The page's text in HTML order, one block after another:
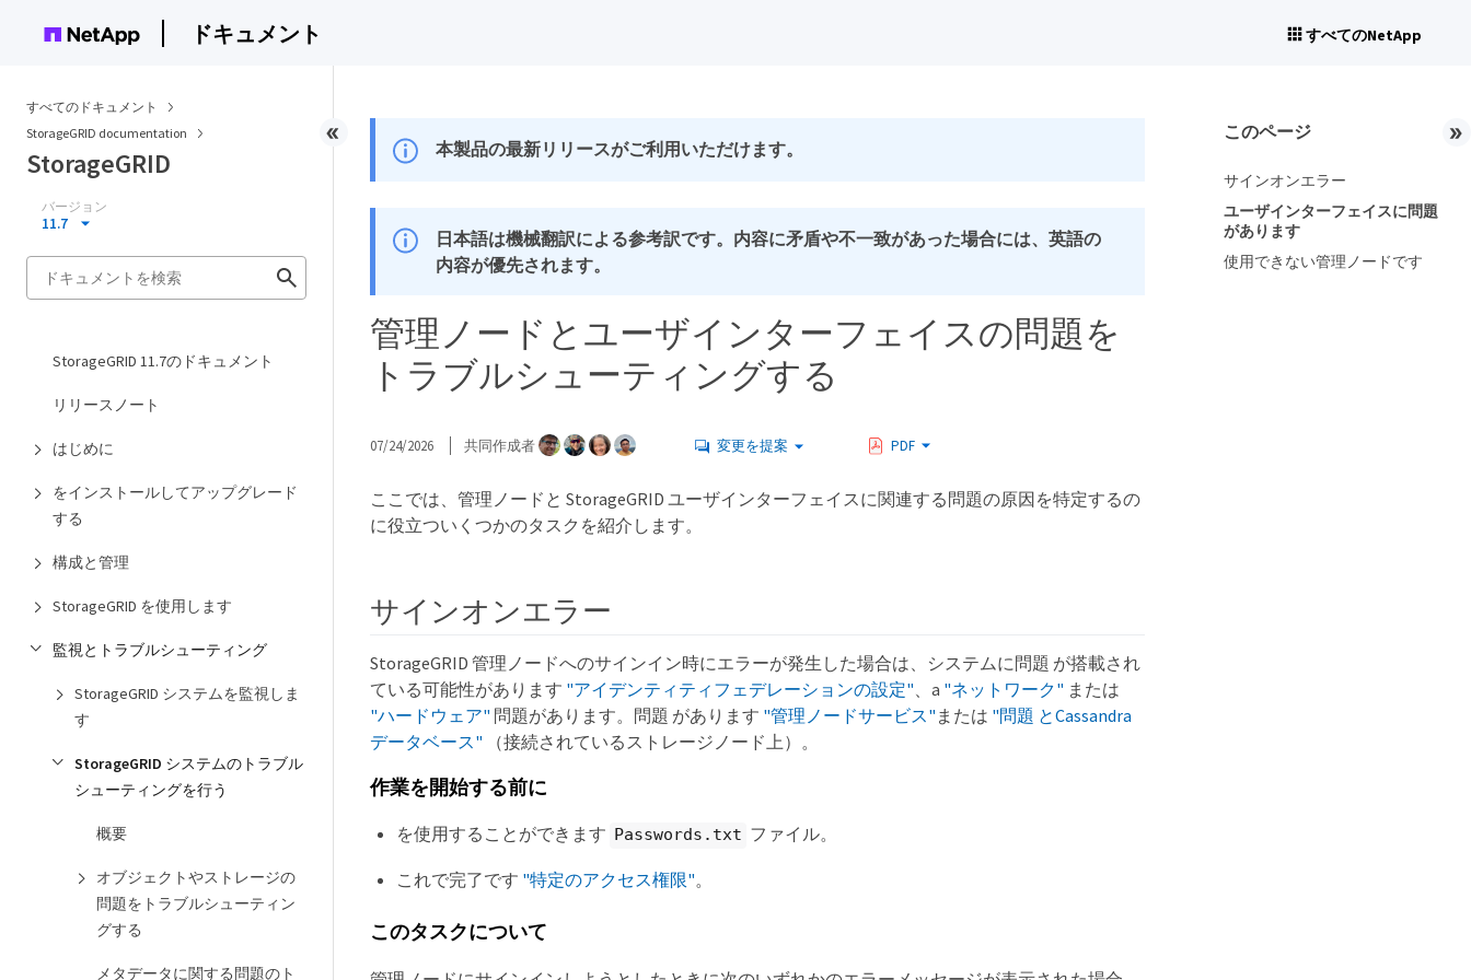
ドキュメント すべてのNetApp
すべてのドキュメント
StorageGRID documentation
StorageGRID
バージョン
11.7
StorageGRID 11.7のドキュメント
リリースノート
はじめに
をインストールしてアップグレード
する
構成と管理
StorageGRID を使用します
監視とトラブルシューティング
StorageGRID システムを監視しま
す
StorageGRID システムのトラブル
シューティングを行う
概要
オブジェクトやストレージの
問題をトラブルシューティン
グする
メタデータに関する問題のト
本製品の最新リリースがご利用いただけます。
日本語は機械翻訳による参考訳です。内容に矛盾や不一致があった場合には、英語の
内容が優先されます。
管理ノードとユーザインターフェイスの問題を
トラブルシューティングする
07/24/2026 共同作成者 変更を提案 PDF
ここでは、管理ノードと StorageGRID ユーザインターフェイスに関連する問題の原因を特定するの
に役立ついくつかのタスクを紹介します。
サインオンエラー
StorageGRID 管理ノードへのサインイン時にエラーが発生した場合は、システムに問題 が搭載され
ている可能性があります "アイデンティティフェデレーションの設定"、a "ネットワーク" または
"ハードウェア" 問題があります。問題 があります "管理ノードサービス" または "問題 とCassandra
データベース" （接続されているストレージノード上）。
作業を開始する前に
を使用することができます Passwords.txt ファイル。
これで完了です "特定のアクセス権限"。
このタスクについて
このページ
サインオンエラー
ユーザインターフェイスに問題
があります
使用できない管理ノードです